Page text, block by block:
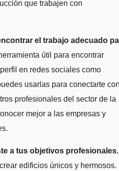
que trabajen con
el trabajo adecuado
útil para encontrar
en redes sociales como
usarlas para conectarte
profesionales del sector de la
mejor a las empresas y
a tus objetivos profesionales.
edificios únicos y hermosos.